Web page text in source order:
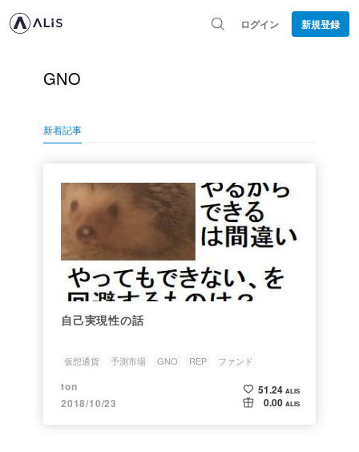
ログイン 新規登録
GNO
新着記事
自己実現性の話
仮想通貨 予測市場 GNO REP ファンド
ton
2018/10/23
51.24 ALIS
0.00 ALIS